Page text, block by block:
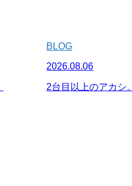
BLOG
2026.08.06
2台目以上のアカシ。